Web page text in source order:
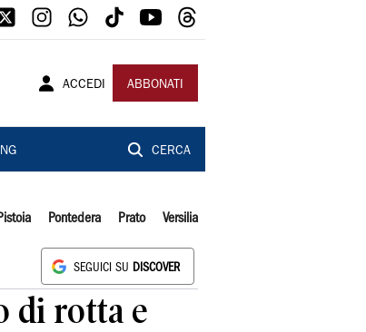
ACCEDI ABBONATI
CERCA
Pistoia Pontedera Prato Versilia
SEGUICI SU DISCOVER
di rotta e